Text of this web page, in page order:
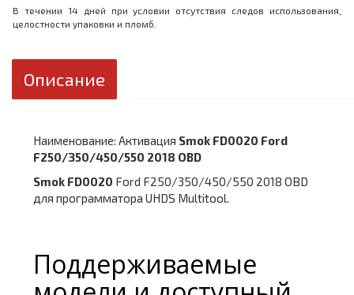
В течении 14 дней при условии отсутствия следов использования,
целостности упаковки и пломб.
Описание
Наименование: Активация Smok FD0020 Ford
F250/350/450/550 2018 OBD
Smok FD0020 Ford F250/350/450/550 2018 OBD
для программатора UHDS Multitool.
Поддерживаемые